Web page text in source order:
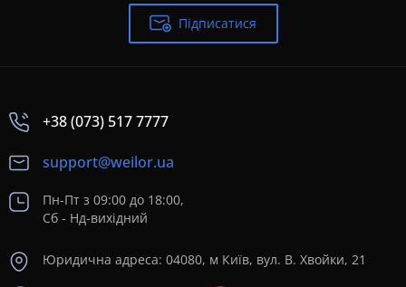
Підписатися
+38 (073) 517 7777
support@weilor.ua
Пн-Пт з 09:00 до 18:00,
Сб - Нд-вихідний
Юридична адреса: 04080, м Київ, вул. В. Хвойки, 21